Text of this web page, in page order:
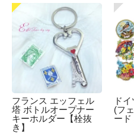
フランス エッフェル
塔 ボトルオープナー
キーホルダー【栓抜
き】
ド
(フ
ード